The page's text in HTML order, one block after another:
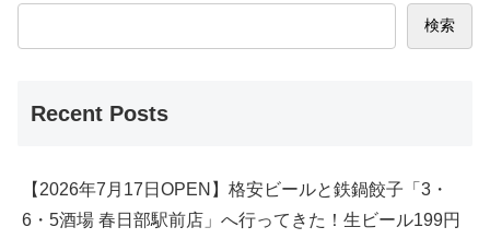
検索
Recent Posts
【2026年7月17日OPEN】格安ビールと鉄鍋餃子「3・
6・5酒場 春日部駅前店」へ行ってきた！生ビール199円